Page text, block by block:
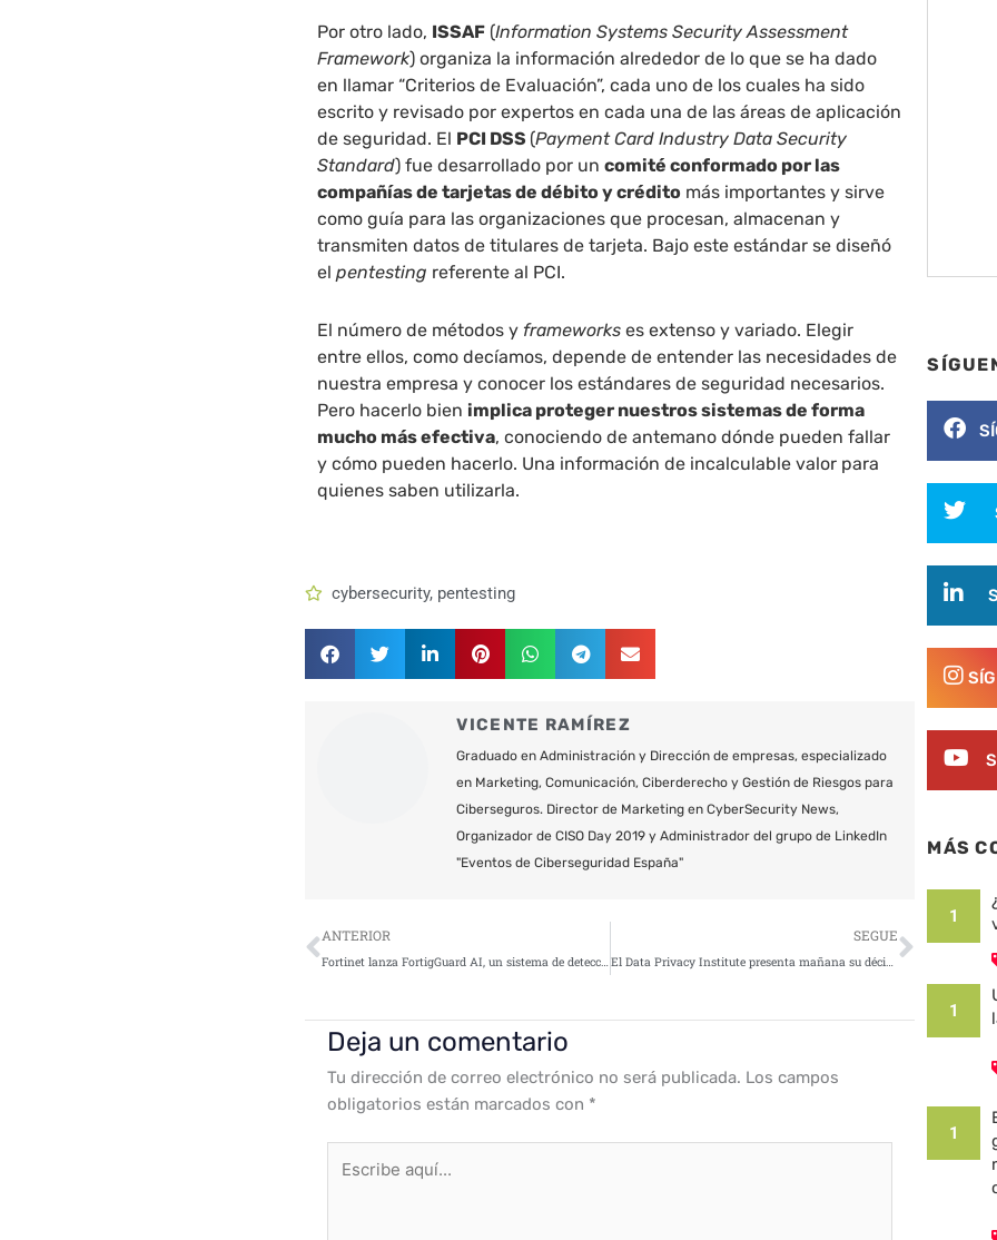
Por otro lado, ISSAF (Information Systems Security Assessment
Framework) organiza la información alrededor de lo que se ha dado
en llamar “Criterios de Evaluación”, cada uno de los cuales ha sido
escrito y revisado por expertos en cada una de las áreas de aplicación
de seguridad. El PCI DSS (Payment Card Industry Data Security
Standard) fue desarrollado por uncomité conformado por las
compañías de tarjetas de débito y crédito más importantes y sirve
como guía para las organizaciones que procesan, almacenan y
transmiten datos de titulares de tarjeta. Bajo este estándar se diseñó
elpentesting referente al PCI.
El número de métodos y frameworks es extenso y variado. Elegir
entre ellos, como decíamos, depende de entender las necesidades de
nuestra empresa y conocer los estándares de seguridad necesarios.
Pero hacerlo bien implica proteger nuestros sistemas de forma
mucho más efectiva, conociendo de antemano dónde pueden fallar
y cómo pueden hacerlo. Una información de incalculable valor para
quienes saben utilizarla.
cybersecurity, pentesting
VICENTE RAMÍREZ
Graduado en Administración y Dirección de empresas, especializado
en Marketing, Comunicación, Ciberderecho y Gestión de Riesgos para
Ciberseguros. Director de Marketing en CyberSecurity News,
Organizador de CISO Day 2019 y Administrador del grupo de LinkedIn
"Eventos de Ciberseguridad España"
Ant
ANTERIOR
Fortinet lanza FortigGuard AI, un sistema de detección de amenazas basado en inteligencia artificial
SEGUE
El Data Privacy Institute presenta mañana su décimo Foro de la Privacidad
Deja un comentario
Tu dirección de correo electrónico no será publicada. Los campos
obligatorios están marcados con *
aquí...
MÁS
1
1
1